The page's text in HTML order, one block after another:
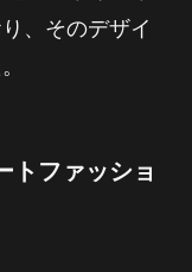
、そのデザイ
トファッショ